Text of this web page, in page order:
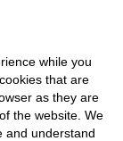
while you
that are
as they are
the website. We
and understand